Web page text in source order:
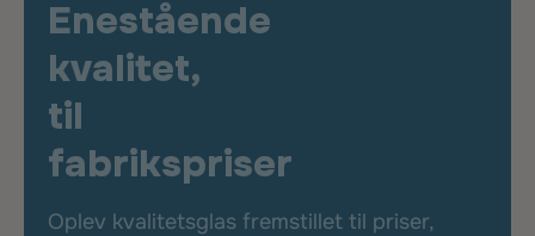
Enestående
kvalitet,
til
fabrikspriser
Oplev kvalitetsglas fremstillet til priser,